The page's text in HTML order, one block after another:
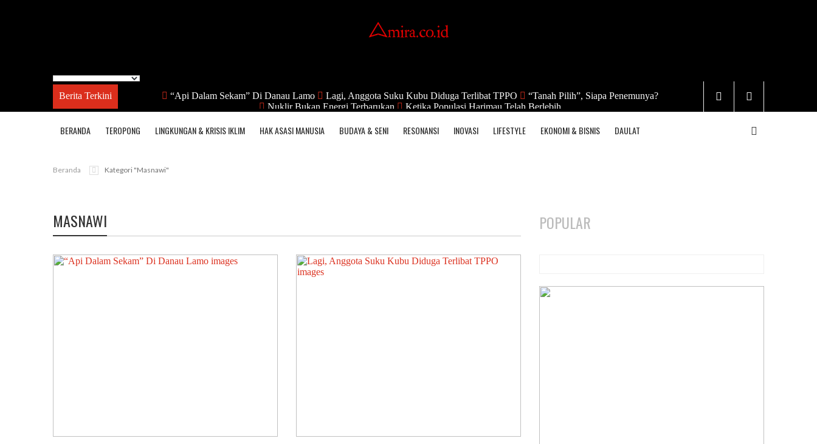
Berita Terkini “Api Dalam Sekam” Di Danau Lamo Lagi, Anggota Suku Kubu Diduga Terlibat TPPO
“Tanah Pilih”, Siapa Penemunya?
Nuklir Bukan Energi Terbarukan
Ketika Populasi Harimau Telah Berlebih
BERANDA TEROPONG LINGKUNGAN & KRISIS IKLIM HAK ASASI MANUSIA BUDAYA & SENI RESONANSI INOVASI LIFESTYLE EKONOMI & BISNIS DAULAT
Beranda Kategori "masnawi"
MASNAWI POPULAR